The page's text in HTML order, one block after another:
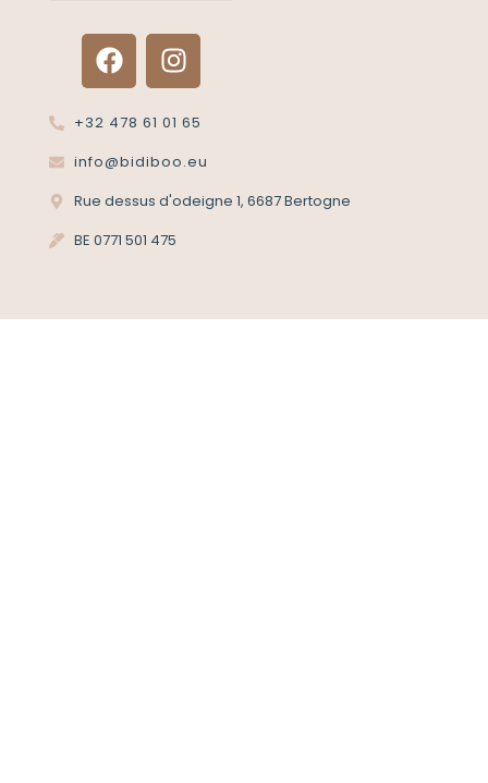
+32 478 61 01 65
info@bidiboo.eu
Rue dessus d'odeigne 1, 6687 Bertogne
BE 0771 501 475